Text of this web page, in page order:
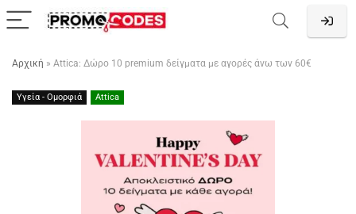
Αρχική » Attica: Δώρο 10 premium δείγματα με αγορές άνω των 60€
Υγεία - Ομορφιά Attica